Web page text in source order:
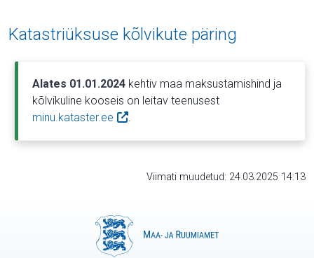
Katastriüksuse kõlvikute päring
Alates 01.01.2024kehtiv maa maksustamishind ja
kõlvikuline kooseis on leitav teenusest
minu.kataster.ee
.
Viimati muudetud: 24.03.2025 14:13